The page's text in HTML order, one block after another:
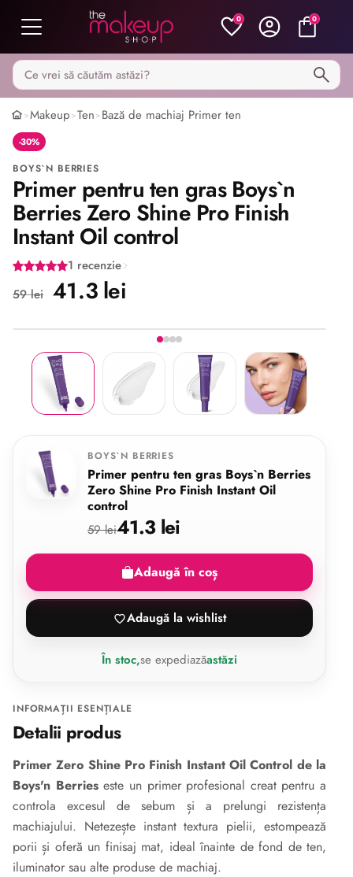
0 0
Caută pe MakeupShop
>Makeup>Ten>Bază de machiaj Primer ten
-30%
BOYS`N BERRIES
Primer pentru ten gras Boys`n
Berries Zero Shine Pro Finish
Instant Oil control
1 recenzie
59 lei 41.3 lei
Share
Imaginea 1 din 4
BOYS`N BERRIES
Primer pentru ten gras Boys`n Berries
Zero Shine Pro Finish Instant Oil
control
59 lei41.3 lei
Adaugă în coș
Adaugă la wishlist
În stoc,se expediazăastăzi
INFORMAȚII ESENȚIALE
Detalii produs
Primer Zero Shine Pro Finish Instant Oil Control de la
Boys'n Berrieseste un primer profesional creat pentru a
controla excesul de sebum și a prelungi rezistența
machiajului. Netezește instant textura pielii, estompează
porii și oferă un finisaj mat, ideal înainte de fond de ten,
iluminator sau alte produse de machiaj.